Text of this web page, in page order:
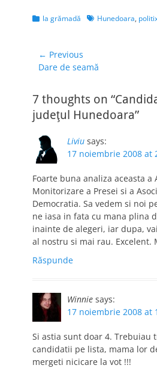
…
Hunedoara, pe
bulevardul Traian,
intrarea în oraş
dinspre Deva.
Central Plaza va
magazine
(supermarket, zonă
de food court, zonă
de entertainment).
Suprafaţa totală
închiriabilă…
Categories
la grămadă TagsHunedoara,
Navigare
în
← Previous
Previous
Dare de seamă
7 thoughts on
judeţul Hunedoara”
Liviu says:
17 noiembrie 2008 at
Foarte buna analiza aceasta a
Monitorizare a Presei si a
Democratia. Sa vedem si noi
ne iasa in fata cu mana plina
inainte de alegeri, iar dupa,
al nostru si mai rau. Excelent.
Răspunde
Winnie says:
17 noiembrie 2008 at
Si astia sunt doar 4. Trebuiau
candidatii pe lista, mama lor
mergeti nicicare la vot !!!